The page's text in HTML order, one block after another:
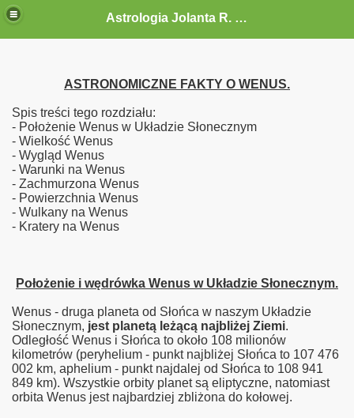
Astrologia Jolanta R. G.-Gołębiewska
ASTRONOMICZNE FAKTY O WENUS.
Spis treści tego rozdziału:
- Położenie Wenus w Układzie Słonecznym
- Wielkość Wenus
- Wygląd Wenus
- Warunki na Wenus
- Zachmurzona Wenus
- Powierzchnia Wenus
- Wulkany na Wenus
- Kratery na Wenus
Położenie i wędrówka Wenus w Układzie Słonecznym.
Wenus - druga planeta od Słońca w naszym Układzie
Słonecznym, jest planetą leżącą najbliżej Ziemi.
Odległość Wenus i Słońca to około 108 milionów
kilometrów (peryhelium - punkt najbliżej Słońca to 107 476
002 km, aphelium - punkt najdalej od Słońca to 108 941
849 km). Wszystkie orbity planet są eliptyczne, natomiast
orbita Wenus jest najbardziej zbliżona do kołowej.